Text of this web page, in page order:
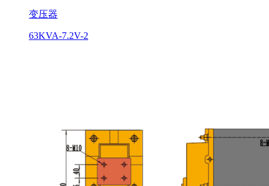
变压器
63KVA-7.2V-2